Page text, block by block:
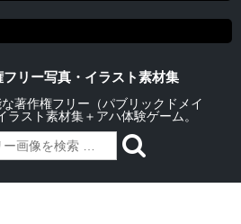
リー写真・イラスト素材集
著作権フリー（パブリックドメイ
ラスト素材集＋アハ体験ゲーム。